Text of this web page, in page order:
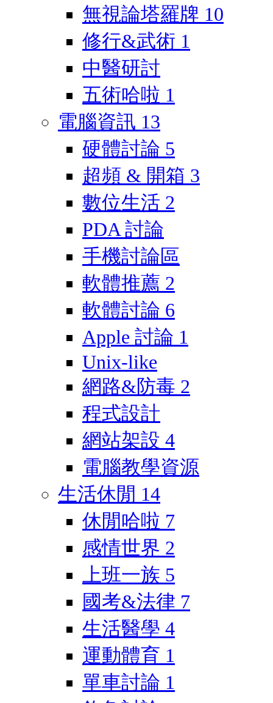
無視論塔羅牌 10
修行&武術 1
中醫研討
五術哈啦 1
電腦資訊 13
硬體討論 5
超頻 & 開箱 3
數位生活 2
PDA 討論
手機討論區
軟體推薦 2
軟體討論 6
Apple 討論 1
Unix-like
網路&防毒 2
程式設計
網站架設 4
電腦教學資源
生活休閒 14
休閒哈啦 7
感情世界 2
上班一族 5
國考&法律 7
生活醫學 4
運動體育 1
單車討論 1